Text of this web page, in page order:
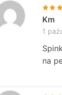
Km
1
na